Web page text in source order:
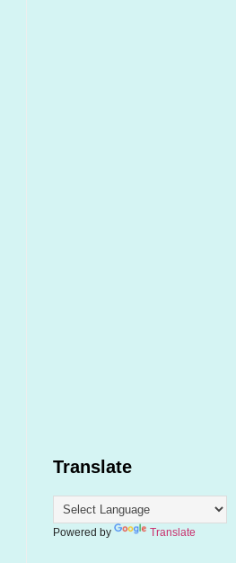
Translate
Powered by Translate